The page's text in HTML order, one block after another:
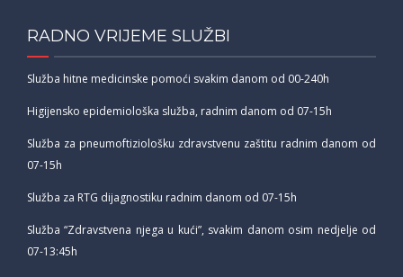
RADNO VRIJEME SLUŽBI
Služba hitne medicinske pomoći svakim danom od 00-240h
Higijensko epidemiološka služba, radnim danom od 07-15h
Služba za pneumoftiziološku zdravstvenu zaštitu radnim danom od
07-15h
Služba za RTG dijagnostiku radnim danom od 07-15h
Služba “Zdravstvena njega u kući”, svakim danom osim nedjelje od
07-13:45h